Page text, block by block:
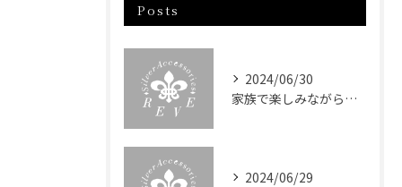
Posts
2024/06/30
家族で楽しみながら体験できる！手作りアクセサリーでのコミュニケーション
2024/06/29